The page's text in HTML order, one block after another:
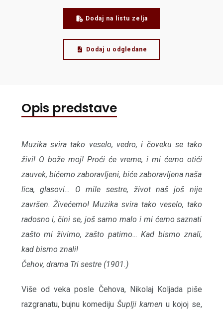
Dodaj na listu zelja
Dodaj u odgledane
Opis predstave
Muzika svira tako veselo, vedro, i čoveku se tako
živi! O bože moj! Proći će vreme, i mi ćemo otići
zauvek, bićemo zaboravljeni, biće zaboravljena naša
lica, glasovi… O mile sestre, život naš još nije
završen. Živećemo! Muzika svira tako veselo, tako
radosno i, čini se, još samo malo i mi ćemo saznati
zašto mi živimo, zašto patimo… Kad bismo znali,
kad bismo znali!
Čehov, drama Tri sestre (1901.)
Više od veka posle Čehova, Nikolaj Koljada piše
razgranatu, bujnu komedijuŠuplji kamen u kojoj se,